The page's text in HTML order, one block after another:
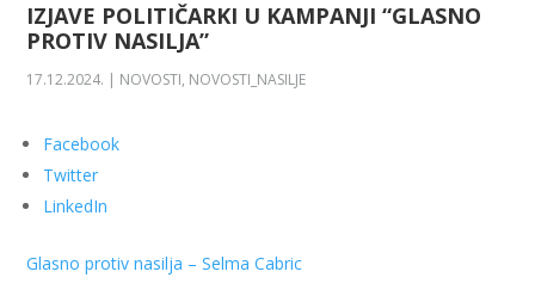
IZJAVE POLITIČARKI U KAMPANJI “GLASNO
PROTIV NASILJA”
17.12.2024. | NOVOSTI, NOVOSTI_NASILJE
Facebook
Twitter
LinkedIn
Glasno protiv nasilja – Selma Cabric